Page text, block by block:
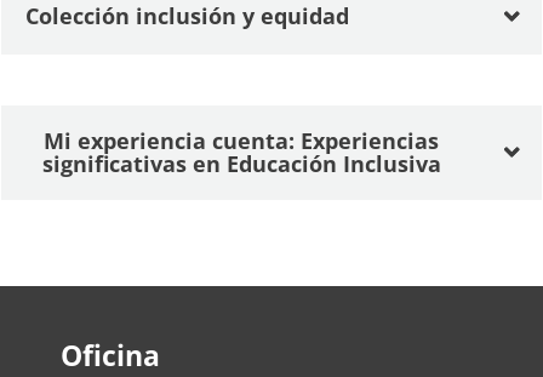
Colección inclusión y equidad
Mi experiencia cuenta: Experiencias
significativas en Educación Inclusiva
Oficina